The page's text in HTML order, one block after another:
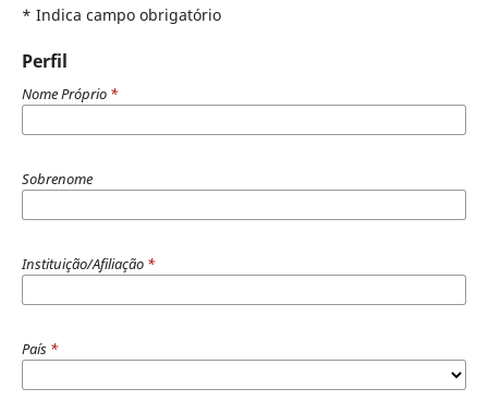
* Indica campo obrigatório
Perfil
Nome Próprio *
Sobrenome
Instituição/Afiliação *
País *